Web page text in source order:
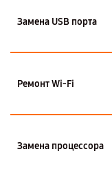
Замена USB порта
Ремонт Wi-Fi
Замена процессора